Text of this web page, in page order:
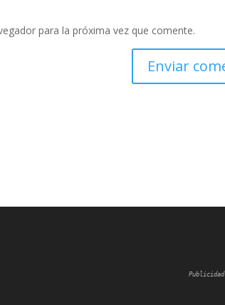
para la próxima vez que comente.
Publicidad